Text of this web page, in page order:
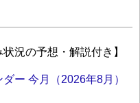
状況の予想・解説付き】
ー 今月（2026年8月）